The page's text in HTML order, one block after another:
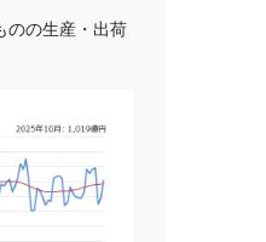
のの生産・出荷